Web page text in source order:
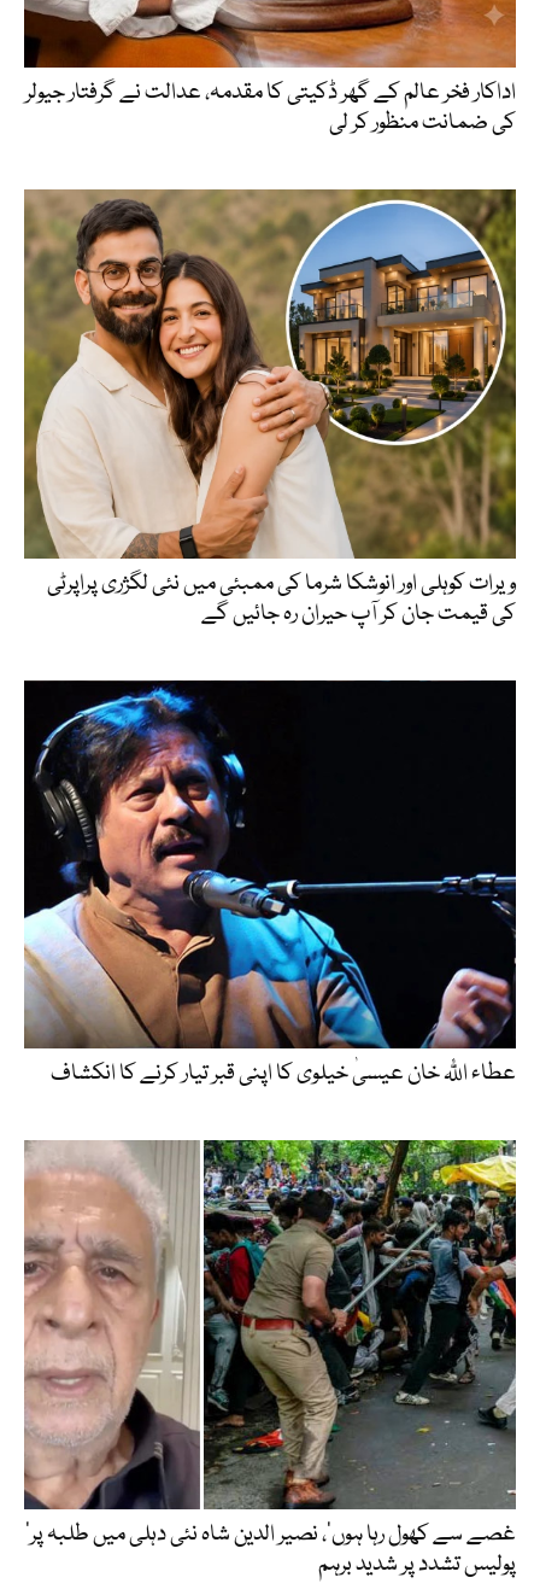
اداکار فخر عالم کے گھر ڈکیتی کا مقدمہ، عدالت نے گرفتار جیولر
کی ضمانت منظور کر لی
ویرات کوہلی اور انوشکا شرما کی ممبئی میں نئی لگژری پراپرٹی
کی قیمت جان کر آپ حیران رہ جائیں گے
عطاء اللّٰہ خان عیسیٰ خیلوی کا اپنی قبر تیار کرنے کا انکشاف
’غصے سے کھول رہا ہوں‘، نصیر الدین شاہ نئی دہلی میں طلبہ پر
پولیس تشدد پر شدید برہم